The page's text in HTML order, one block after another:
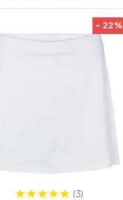
- 22%
(3)